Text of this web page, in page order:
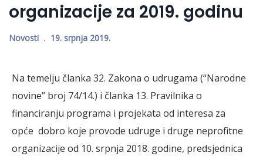
organizacije za 2019. godinu
Novosti 19. srpnja 2019.
Na temelju članka 32. Zakona o udrugama (“Narodne
novine” broj 74/14.) i članka 13. Pravilnika o
financiranju programa i projekata od interesa za
opće dobro koje provode udruge i druge neprofitne
organizacije od 10. srpnja 2018. godine, predsjednica